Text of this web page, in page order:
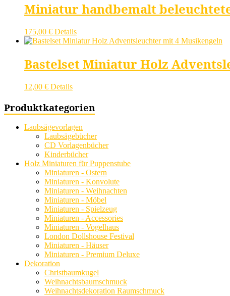
Miniatur handbemalt
175,00 € Details
Bastelset Miniatur Holz
12,00 € Details
Produktkategorien
Laubsägevorlagen
Laubsägebücher
CD Vorlagenbücher
Kinderbücher
Holz Miniaturen für Puppenstube
Miniaturen - Ostern
Miniaturen - Konvolute
Miniaturen - Weihnachten
Miniaturen - Möbel
Miniaturen - Spielzeug
Miniaturen - Accessories
Miniaturen - Vogelhaus
London Dollshouse Festival
Miniaturen - Häuser
Miniaturen - Premium Deluxe
Dekoration
Christbaumkugel
Weihnachtsbaumschmuck
Weihnachtsdekoration Raumschmuck